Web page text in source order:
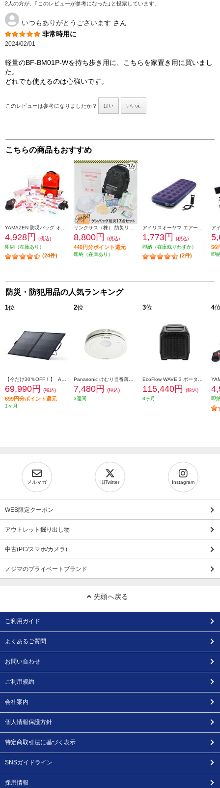
2人の方が、｢このレビューが参考になった｣と投票しています。
いつもありがとうございます さん
非常時用に
2024/02/01
軽量のBF-BM01P-Wを持ち歩き用に、こちらを家置き用に買いまし
た。
どれでも使えるのは心強いです。
このレビューは参考になりましたか？ はい いいえ
こちらの商品もおすすめ
4,928円
(税込)
即納（在庫あり）
(24件)
8,800円 (税込)
440円分ポイント還元
即納（在庫あり）
1,773円
(税込)
即納（在庫残りわずか）
(2件)
56
即
防災・防犯用品の人気ランキング
1位
69,990円 (税込)
699円分ポイント還元
1ヶ月
2位
7,480円
(税込)
3週間
3位
115,440円
(税込)
3ヶ月
4
即
メルマガ 旧Twitter Instagram
WEB限定クーポン
アウトレット掘り出し物
中古(PC/スマホ/カメラ)
ノジマのプライベートブランド
先頭へ戻る
ご利用ガイド
よくあるご質問
お問い合わせ
ご利用規約
会社案内
個人情報保護方針
特定商取引法に基づく表示
SNSガイドライン
採用情報